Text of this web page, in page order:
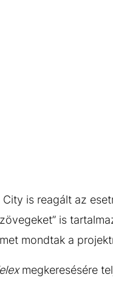
City is reagált az
is
mondtak a
megkeresésére